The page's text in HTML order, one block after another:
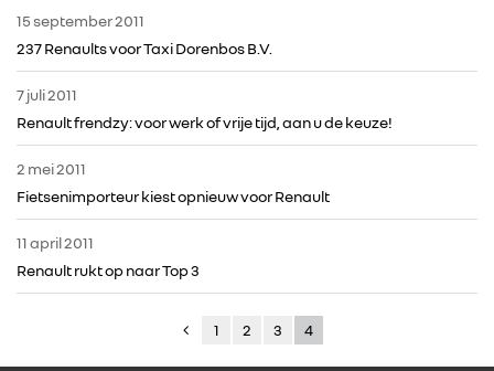
15 september 2011
237 Renaults voor Taxi Dorenbos B.V.
7 juli 2011
Renault frendzy: voor werk of vrije tijd, aan u de keuze!
2 mei 2011
Fietsenimporteur kiest opnieuw voor Renault
11 april 2011
Renault rukt op naar Top 3
1 2 3 4